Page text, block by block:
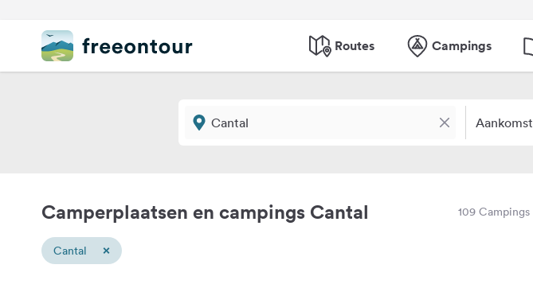
Routes Campings
Aankomst
Camperplaatsen en campings Cantal 109 Campings
Cantal ×